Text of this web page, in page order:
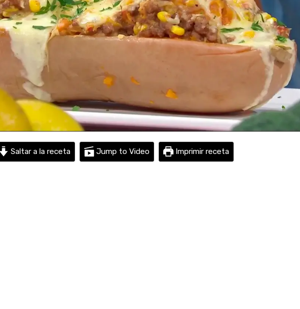
Saltar a la receta Jump to Video Imprimir receta